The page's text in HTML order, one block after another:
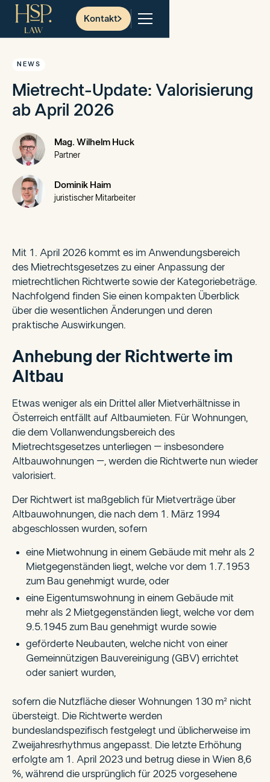
Kontakt
NEWS
Mietrecht-Update: Valorisierung
ab April 2026
Mag. Wilhelm Huck
Partner
Dominik Haim
juristischer Mitarbeiter
Mit 1. April 2026 kommt es im Anwendungsbereich
des Mietrechtsgesetzes zu einer Anpassung der
mietrechtlichen Richtwerte sowie der Kategoriebeträge.
Nachfolgend finden Sie einen kompakten Überblick
über die wesentlichen Änderungen und deren
praktische Auswirkungen.
Anhebung der Richtwerte im
Altbau
Etwas weniger als ein Drittel aller Mietverhältnisse in
Österreich entfällt auf Altbaumieten. Für Wohnungen,
die dem Vollanwendungsbereich des
Mietrechtsgesetzes unterliegen – insbesondere
Altbauwohnungen –, werden die Richtwerte nun wieder
valorisiert.
Der Richtwert ist maßgeblich für Mietverträge über
Altbauwohnungen, die nach dem 1. März 1994
abgeschlossen wurden, sofern
eine Mietwohnung in einem Gebäude mit mehr als 2
Mietgegenständen liegt, welche vor dem 1.7.1953
zum Bau genehmigt wurde, oder
eine Eigentumswohnung in einem Gebäude mit
mehr als 2 Mietgegenständen liegt, welche vor dem
9.5.1945 zum Bau genehmigt wurde sowie
geförderte Neubauten, welche nicht von einer
Gemeinnützigen Bauvereinigung (GBV) errichtet
oder saniert wurden,
sofern die Nutzfläche dieser Wohnungen 130 m² nicht
übersteigt. Die Richtwerte werden
bundeslandspezifisch festgelegt und üblicherweise im
Zweijahresrhythmus angepasst. Die letzte Erhöhung
erfolgte am 1. April 2023 und betrug diese in Wien 8,6
%, während die ursprünglich für 2025 vorgesehene